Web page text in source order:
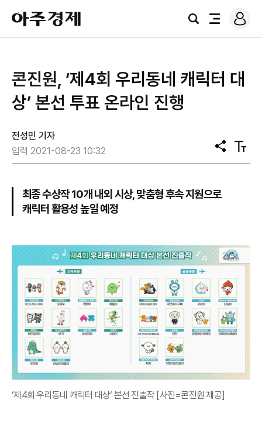
아
주
경
검
전
로
그
콘진원, ‘제4회 우리동네 캐릭터 대
상’ 본선 투표 온라인 진행
전성민 기자
입력 2021-08-23 10:32
공
유
텍
스
최종 수상작 10개 내외 시상, 맞춤형 후속 지원으로
캐릭터 활용성 높일 예정
‘제4회 우리동네 캐릭터 대상‘ 본선 진출작 [사진=콘진원 제공]